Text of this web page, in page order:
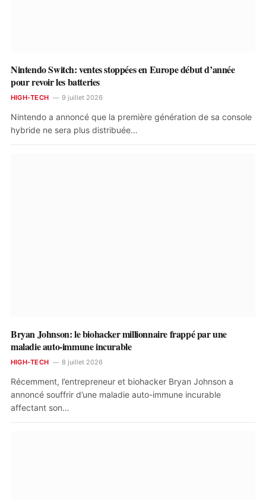
Nintendo Switch: ventes stoppées en Europe début d’année
pour revoir les batteries
HIGH-TECH 9 juillet 2026
Nintendo a annoncé que la première génération de sa console
hybride ne sera plus distribuée…
Bryan Johnson: le biohacker millionnaire frappé par une
maladie auto-immune incurable
HIGH-TECH 8 juillet 2026
Récemment, l’entrepreneur et biohacker Bryan Johnson a
annoncé souffrir d’une maladie auto-immune incurable
affectant son…